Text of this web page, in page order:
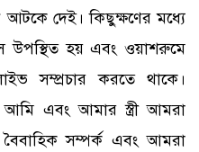
দেই। কিছুক্ষণের মধ্যে
উপস্থিত হয় এবং ওয়াশরুমে
সম্প্রচার করতে থাকে।
আমি এবং আমার স্ত্রী আমরা
সম্পর্ক এবং আমরা